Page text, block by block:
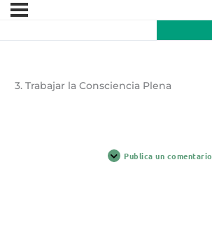
3. Trabajar la Consciencia Plena
Publica un comentario